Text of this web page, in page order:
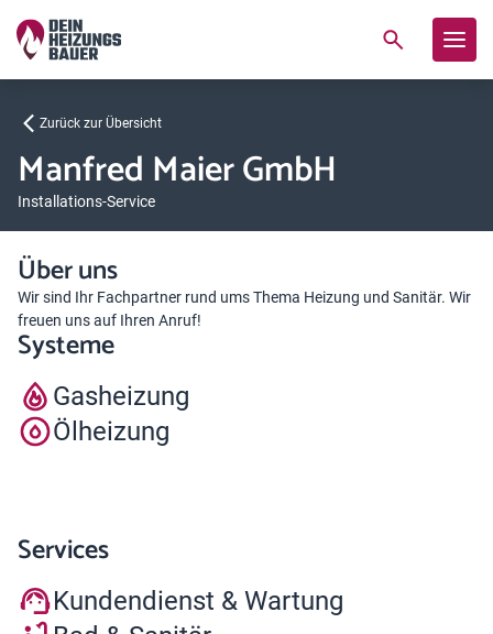
Zurück zur Übersicht
Manfred Maier GmbH
Installations-Service
Über uns
Wir sind Ihr Fachpartner rund ums Thema Heizung und Sanitär. Wir
freuen uns auf Ihren Anruf!
Systeme
Gasheizung
Ölheizung
Services
Kundendienst & Wartung